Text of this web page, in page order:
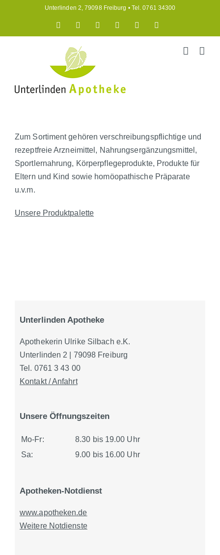
Unterlinden 2, 79098 Freiburg • Tel. 0761 34300
Medi
vorbestellen
Rezept
Instagram
Zum Sortiment gehören verschreibungspflichtige und
rezeptfreie Arzneimittel, Nahrungsergänzungsmittel,
Sportlernahrung, Körperpflegeprodukte, Produkte für
Eltern und Kind sowie homöopathische Präparate
u.v.m.
Unsere Produktpalette
Unterlinden Apotheke
Apothekerin Ulrike Silbach e.K.
Unterlinden 2 | 79098 Freiburg
Tel. 0761 3 43 00
Kontakt / Anfahrt
Unsere Öffnungszeiten
Mo-Fr:
8.30 bis 19.00 Uhr
Sa:
9.00 bis 16.00 Uhr
Apotheken-Notdienst
www.apotheken.de
Weitere Notdienste